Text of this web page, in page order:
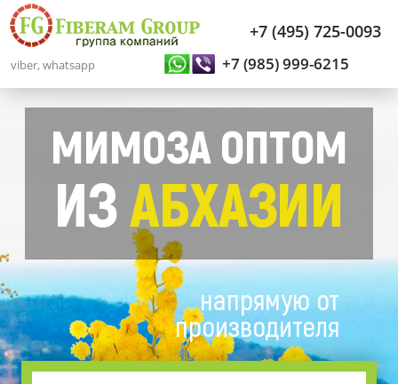
+7 (495) 725-0093
+7 (985) 999-6215
viber, whatsapp
напрямую от
производителя
МИМОЗА ОПТОМ
ИЗАБХАЗИИ